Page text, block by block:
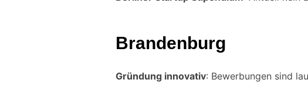
Brandenburg
Gründung innovativ: Bewerbungen sind